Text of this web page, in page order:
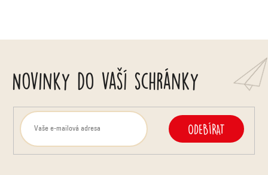
Novinky do vaší schránky
ODEBÍRAT